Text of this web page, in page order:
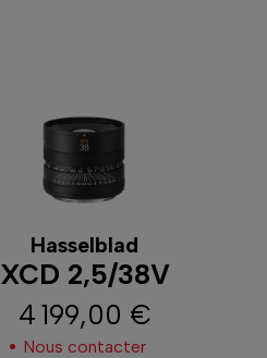
Hasselblad
XCD 2,5/38V
Prix
4 199,00 €
Nous contacter